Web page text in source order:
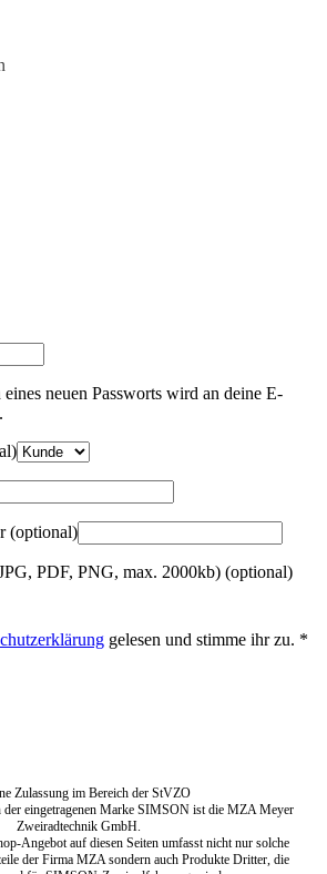
neuen Passworts wird an deine E-
(optional)
PDF, PNG, max. 2000kb) (optional)
gelesen und stimme ihr zu. *
Zulassung im Bereich der StVZO
der eingetragenen Marke SIMSON ist die MZA Meyer
Zweiradtechnik GmbH.
Angebot auf diesen Seiten umfasst nicht nur solche
der Firma MZA sondern auch Produkte Dritter, die